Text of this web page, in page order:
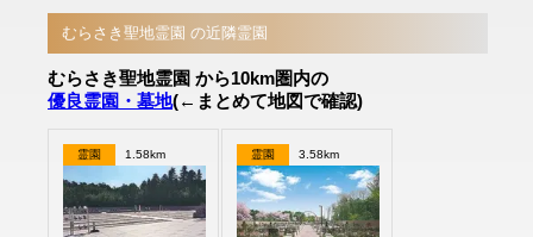
むらさき聖地霊園 の近隣霊園
むらさき聖地霊園 から10km圏内の
優良霊園・墓地(←まとめて地図で確認)
霊園 1.58km 霊園 3.58km